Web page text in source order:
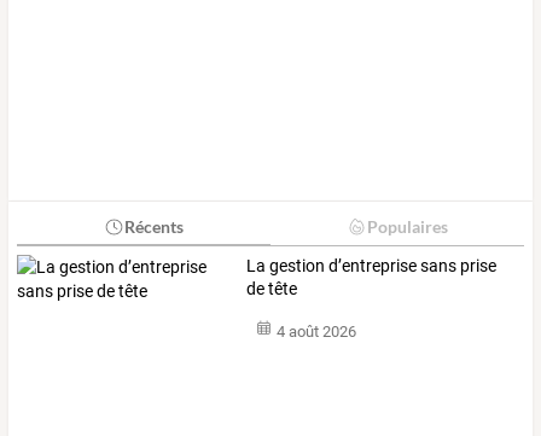
Récents Populaires
La gestion d’entreprise sans prise
de tête
4 août 2026